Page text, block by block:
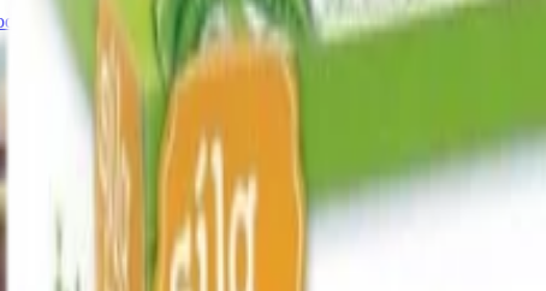
z pistácií
Další kategorie
Další kategorie
z mandlí
Další kategorie